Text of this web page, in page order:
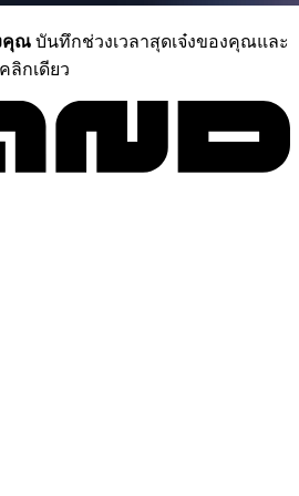
คุณ บันทึกช่วงเวลาสุดเจ๋งของคุณและ
ลิกเดียว